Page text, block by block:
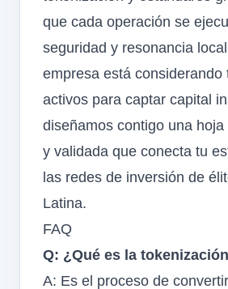
que cada operación se
seguridad y resonancia
empresa está considerando
activos para captar capital
diseñamos contigo una
y validada que conecta tu
las redes de inversión de
Latina.
FAQ
Q: ¿Qué es la
A: Es el proceso de